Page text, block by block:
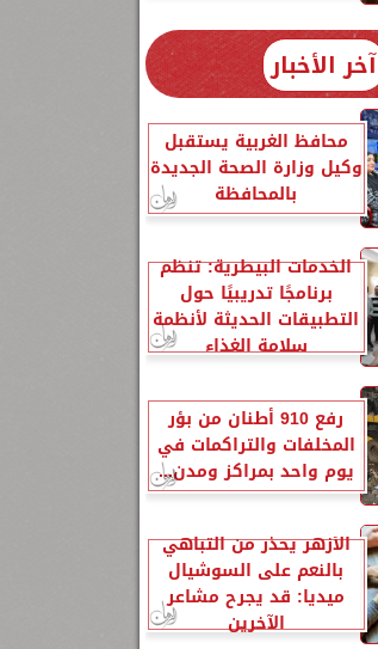
آخر الأخبار
محافظ الغربية يستقبل
وكيل وزارة الصحة الجديدة
بالمحافظة
الخدمات البيطرية: تنظم
برنامجًا تدريبيًا حول
التطبيقات الحديثة لأنظمة
سلامة الغذاء
رفع 910 أطنان من بؤر
المخلفات والتراكمات في
يوم واحد بمراكز ومدن...
الأزهر يحذر من التباهي
بالنعم على السوشيال
ميديا: قد يجرح مشاعر
الآخرين